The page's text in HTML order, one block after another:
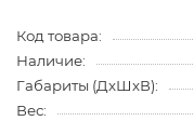
Код товара:
Наличие:
Габариты (ДхШхВ):
Вес: